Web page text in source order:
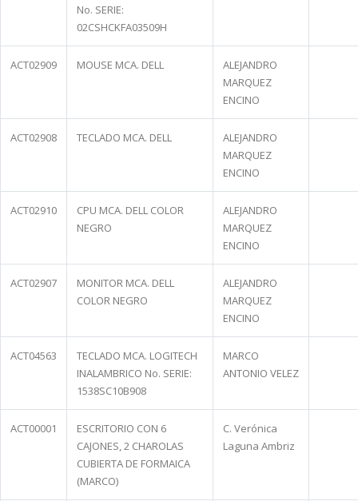
No. SERIE:
02CSHCKFA03509H
ACT02909 MOUSE MCA. DELL
ALEJANDRO
MARQUEZ
ENCINO
ACT02908 TECLADO MCA. DELL
ALEJANDRO
MARQUEZ
ENCINO
ACT02910
CPU MCA. DELL COLOR
NEGRO
ALEJANDRO
MARQUEZ
ENCINO
ACT02907
MONITOR MCA. DELL
COLOR NEGRO
ALEJANDRO
MARQUEZ
ENCINO
ACT04563
TECLADO MCA. LOGITECH
INALAMBRICO No. SERIE:
1538SC10B908
MARCO
ANTONIO VELEZ
ACT00001
ESCRITORIO CON 6
CAJONES, 2 CHAROLAS
CUBIERTA DE FORMAICA
(MARCO)
C. Verónica
Laguna Ambriz